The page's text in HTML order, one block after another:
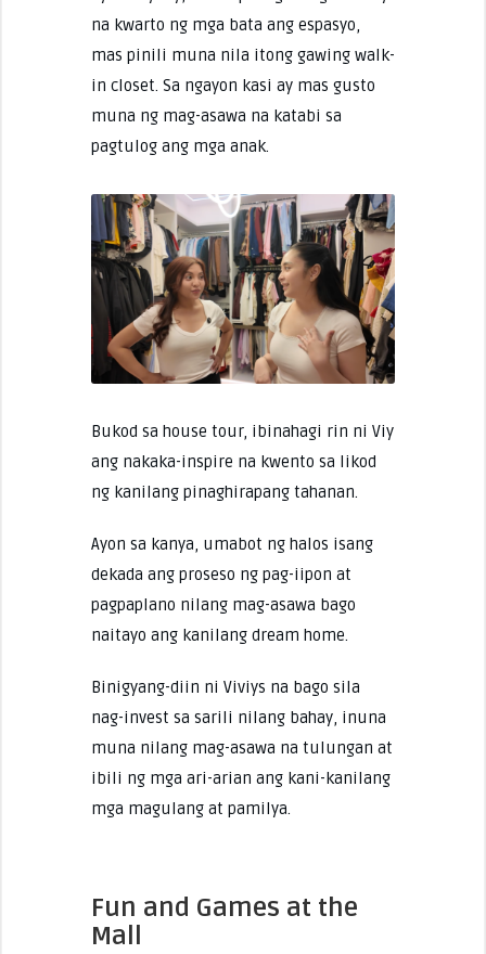
na kwarto ng mga bata ang espasyo,
mas pinili muna nila itong gawing walk-
in closet. Sa ngayon kasi ay mas gusto
muna ng mag-asawa na katabi sa
pagtulog ang mga anak.
Bukod sa house tour, ibinahagi rin ni Viy
ang nakaka-inspire na kwento sa likod
ng kanilang pinaghirapang tahanan.
Ayon sa kanya, umabot ng halos isang
dekada ang proseso ng pag-iipon at
pagpaplano nilang mag-asawa bago
naitayo ang kanilang dream home.
Binigyang-diin ni Viviys na bago sila
nag-invest sa sarili nilang bahay, inuna
muna nilang mag-asawa na tulungan at
ibili ng mga ari-arian ang kani-kanilang
mga magulang at pamilya.
Fun and Games at the
Mall